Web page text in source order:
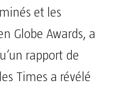
et les
Globe Awards, a
rapport de
Times a révélé